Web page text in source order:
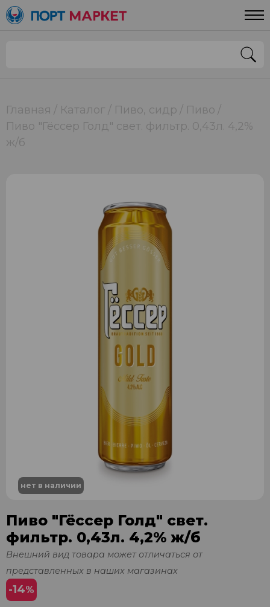
Главная Каталог Пиво, сидр
Пиво
Пиво "Гёссер Голд" свет. фильтр. 0,43л. 4,2%
ж/б
нет в наличии
Пиво "Гёссер Голд" свет.
фильтр. 0,43л. 4,2% ж/б
Внешний вид товара может отличаться от
представленных в наших магазинах
-14%